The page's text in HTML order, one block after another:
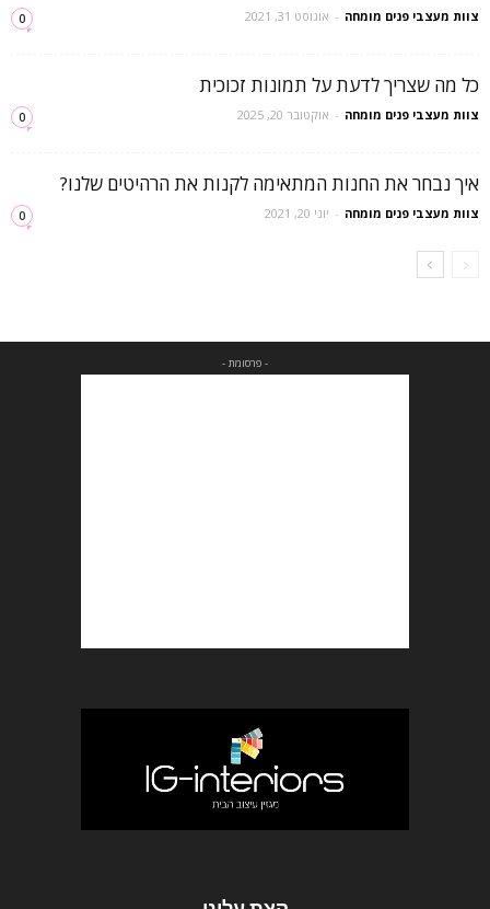
צוות מעצבי פנים מומחה - אוגוסט 31, 2021 0
כל מה שצריך לדעת על תמונות זכוכית
צוות מעצבי פנים מומחה - אוקטובר 20, 2025 0
איך נבחר את החנות המתאימה לקנות את הרהיטים שלנו?
צוות מעצבי פנים מומחה - יוני 20, 2021 0
- פרסומת -